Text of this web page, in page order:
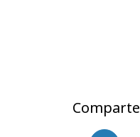
Comparte